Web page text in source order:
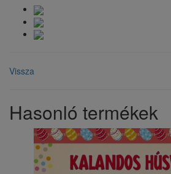
Vissza
Hasonló termékek